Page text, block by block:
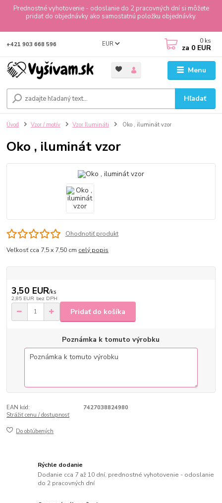
Prednostné vyhotovenie - odoslanie do 2 pracovných dní si môžete
pridať do objednávky ako samostatnú položku objednávky.
Menu
EUR
Hľadať
+421 903 668 596 0 ks
za 0 EUR
Úvod Vzor / motív Vzor Ilumináti Oko , iluminát vzor
Oko , iluminát vzor
Ohodnotiť produkt
Veľkosť cca 7,5 x 7,50 cm celý popis
3,50 EUR/ks
2,85 EUR bez DPH
Pridať do košíka
Poznámka k tomuto výrobku
EAN kód:
7427038824980
Strážiť cenu / dostupnosť
Do obľúbených
Rýchle dodanie
Dodanie cca 7 až 10 dní, prednostné vyhotovenie - odoslanie
do 2 pracovných dní